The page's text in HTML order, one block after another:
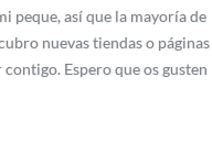
peque, así que la mayoría de
nuevas tiendas o páginas
Espero que os gusten